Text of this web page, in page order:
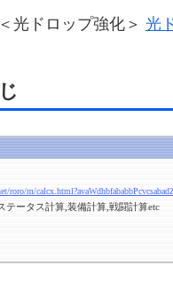
光ドロップ強化＞ 光
テータス計算,装備計算,戦闘計算etc